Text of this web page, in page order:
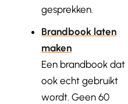
gesprekken.
Brandbook laten
maken
Een brandbook dat
ook echt gebruikt
wordt. Geen 60